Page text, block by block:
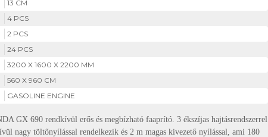
13 CM
4 PCS
2 PCS
24 PCS
3200 X 1600 X 2200 MM
560 X 960 CM
GASOLINE ENGINE
GX 690 rendkívül erős és megbízható faaprító. 3 ékszíjas hajtásrendszerrel
nagy töltőnyílással rendelkezik és 2 m magas kivezető nyílással, ami 180